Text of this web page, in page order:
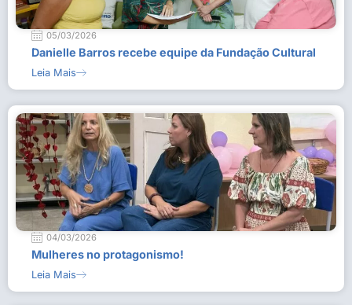
05/03/2026
Danielle Barros recebe equipe da Fundação Cultural
Leia Mais
04/03/2026
Mulheres no protagonismo!
Leia Mais